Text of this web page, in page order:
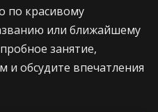
по красивому
или ближайшему
занятие,
и обсудите впечатления